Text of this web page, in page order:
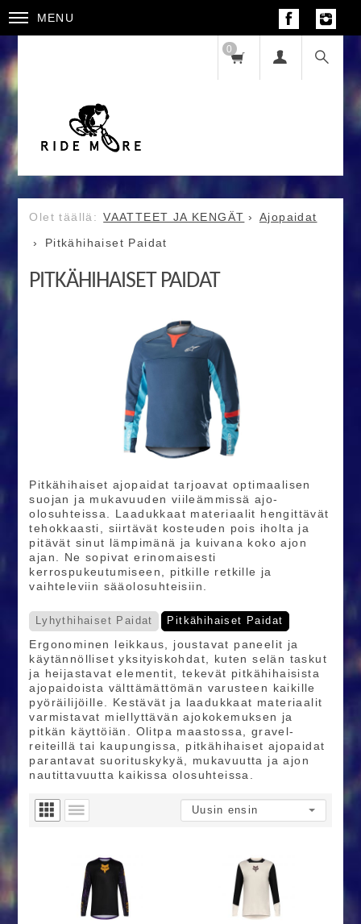
MENU
0
VAATTEET JA KENGÄT
Ajopaidat
Pitkähihaiset Paidat
PITKÄHIHAISET PAIDAT
Pitkähihaiset ajopaidat tarjoavat optimaalisen
suojan ja mukavuuden viileämmissä ajo-
olosuhteissa. Laadukkaat materiaalit hengittävät
tehokkaasti, siirtävät kosteuden pois iholta ja
pitävät sinut lämpimänä ja kuivana koko ajon
ajan. Ne sopivat erinomaisesti
kerrospukeutumiseen, pitkille retkille ja
vaihteleviin sääolosuhteisiin.
Lyhythihaiset Paidat Pitkähihaiset Paidat
Ergonominen leikkaus, joustavat paneelit ja
käytännölliset yksityiskohdat, kuten selän taskut
ja heijastavat elementit, tekevät pitkähihaisista
ajopaidoista välttämättömän varusteen kaikille
pyöräilijöille. Kestävät ja laadukkaat materiaalit
varmistavat miellyttävän ajokokemuksen ja
pitkän käyttöiän. Olitpa maastossa, gravel-
reiteillä tai kaupungissa, pitkähihaiset ajopaidat
parantavat suorituskykyä, mukavuutta ja ajon
nautittavuutta kaikissa olosuhteissa.